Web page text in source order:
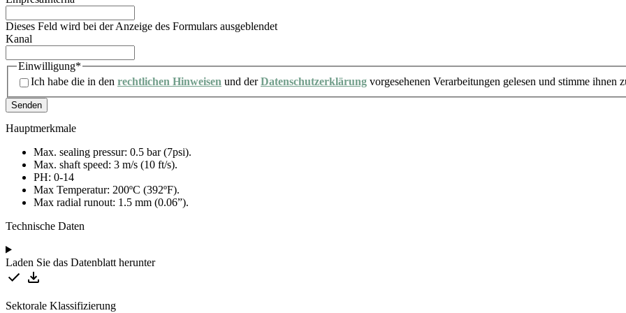
Dieses Feld wird bei der Anzeige des Formulars ausgeblendet
Kanal
Einwilligung*
Ich habe die in den rechtlichen Hinweisen und derDatenschutzerklärung vorgesehenen Verarbeitungen gelesen und stimme ihnen
Hauptmerkmale
Max. sealing pressur: 0.5 bar (7psi).
Max. shaft speed: 3 m/s (10 ft/s).
PH: 0-14
Max Temperatur: 200ºC (392ºF).
Max radial runout: 1.5 mm (0.06”).
Technische Daten
Laden Sie das Datenblatt herunter
Sektorale Klassifizierung